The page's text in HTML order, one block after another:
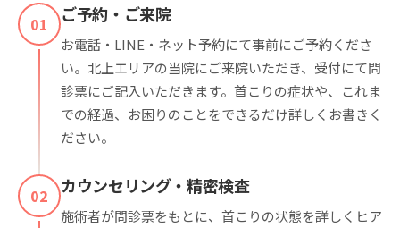
01 ご予約・ご来院
お電話・LINE・ネット予約にて事前にご予約くださ
い。北上エリアの当院にご来院いただき、受付にて問
診票にご記入いただきます。首こりの症状や、これま
での経過、お困りのことをできるだけ詳しくお書きく
ださい。
02 カウンセリング・精密検査
施術者が問診票をもとに、首こりの状態を詳しくヒア